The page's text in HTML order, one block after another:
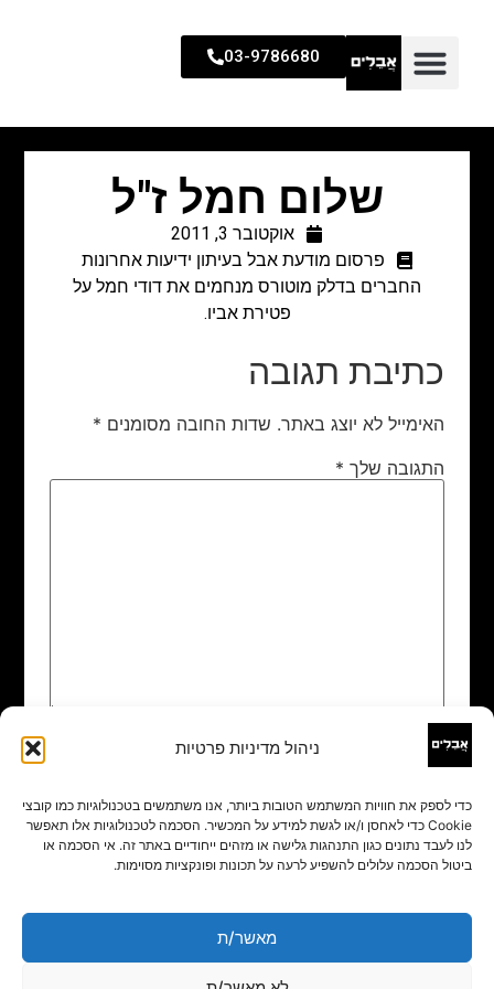
ניהול מדיניות פרטיות
כדי לספק את חוויות המשתמש הטובות ביותר, אנו משתמשים בטכנולוגיות כמו קובצי
Cookie כדי לאחסן ו/או לגשת למידע על המכשיר. הסכמה לטכנולוגיות אלו תאפשר
לנו לעבד נתונים כגון התנהגות גלישה או מזהים ייחודיים באתר זה. אי הסכמה או
ביטול הסכמה עלולים להשפיע לרעה על תכונות ופונקציות מסוימות.
מאשר/ת
03-9786680
שלום חמל ז"ל
אוקטובר 3, 2011
פרסום מודעת אבל בעיתון ידיעות אחרונות
החברים בדלק מוטורס מנחמים את דודי חמל על
פטירת אביו.
כתיבת תגובה
האימייל לא יוצג באתר. שדות החובה מסומנים *
התגובה שלך *
שם
אימייל*